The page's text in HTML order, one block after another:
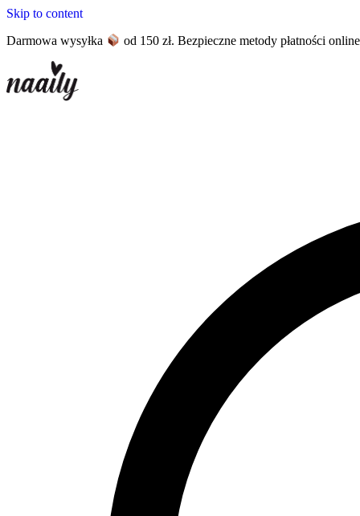
Skip to content
Darmowa wysyłka od 150 zł. Bezpieczne metody płatności